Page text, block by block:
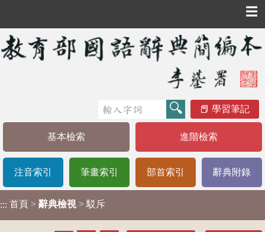
☰
學習筆記
基本檢索 進階檢索
注音索引 筆畫索引 部首索引 辭典附錄
::: 首頁 > 辭典檢視 > 駁斥